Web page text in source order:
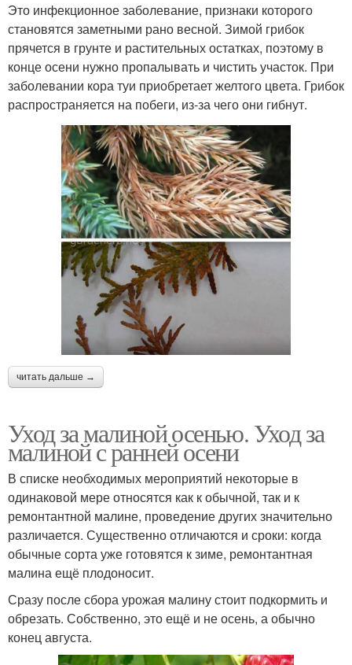
Это инфекционное заболевание, признаки которого
становятся заметными рано весной. Зимой грибок
прячется в грунте и растительных остатках, поэтому в
конце осени нужно пропалывать и чистить участок. При
заболевании кора туи приобретает желтого цвета. Грибок
распространяется на побеги, из-за чего они гибнут.
читать дальше →
Уход за малиной осенью. Уход за
малиной с ранней осени
В списке необходимых мероприятий некоторые в
одинаковой мере относятся как к обычной, так и к
ремонтантной малине, проведение других значительно
различается. Существенно отличаются и сроки: когда
обычные сорта уже готовятся к зиме, ремонтантная
малина ещё плодоносит.
Сразу после сбора урожая малину стоит подкормить и
обрезать. Собственно, это ещё и не осень, а обычно
конец августа.